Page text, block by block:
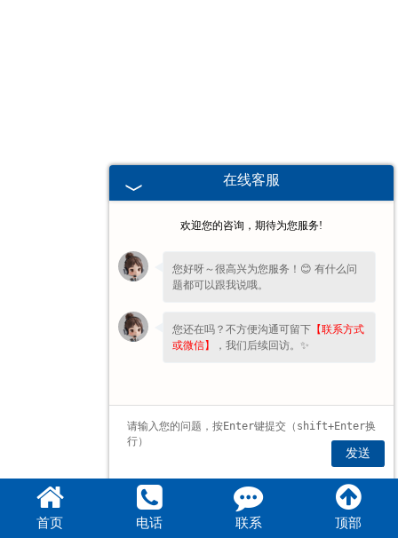
首页 电话 联系 顶部
在线客服
欢迎您的咨询，期待为您服务!
您好呀～很高兴为您服务！😊 有什么问
题都可以跟我说哦。
您还在吗？不方便沟通可留下 【联系方式
或微信】
，我们后续回访。✨
发送